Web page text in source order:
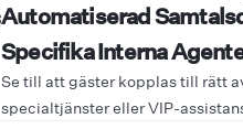
Automatiserad
Specifika Interna
Se till att gäster kopplas till rätt
specialtjänster eller VIP-